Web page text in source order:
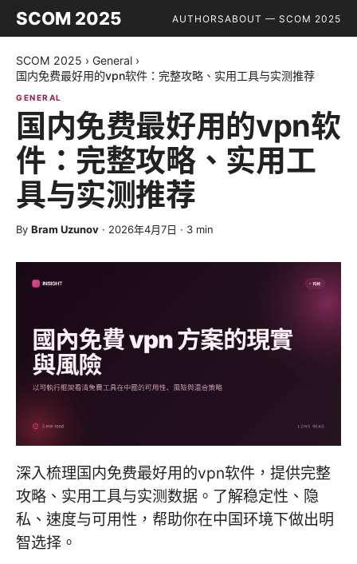
SCOM 2025 AUTHORSABOUT — SCOM 2025
SCOM 2025 › General ›
国内免费最好用的vpn软件：完整攻略、实用工具与实测推荐
GENERAL
国内免费最好用的vpn软
件：完整攻略、实用工
具与实测推荐
By Bram Uzunov · 2026年4月7日 · 3 min
深入梳理国内免费最好用的vpn软件，提供完整
攻略、实用工具与实测数据。了解稳定性、隐
私、速度与可用性，帮助你在中国环境下做出明
智选择。